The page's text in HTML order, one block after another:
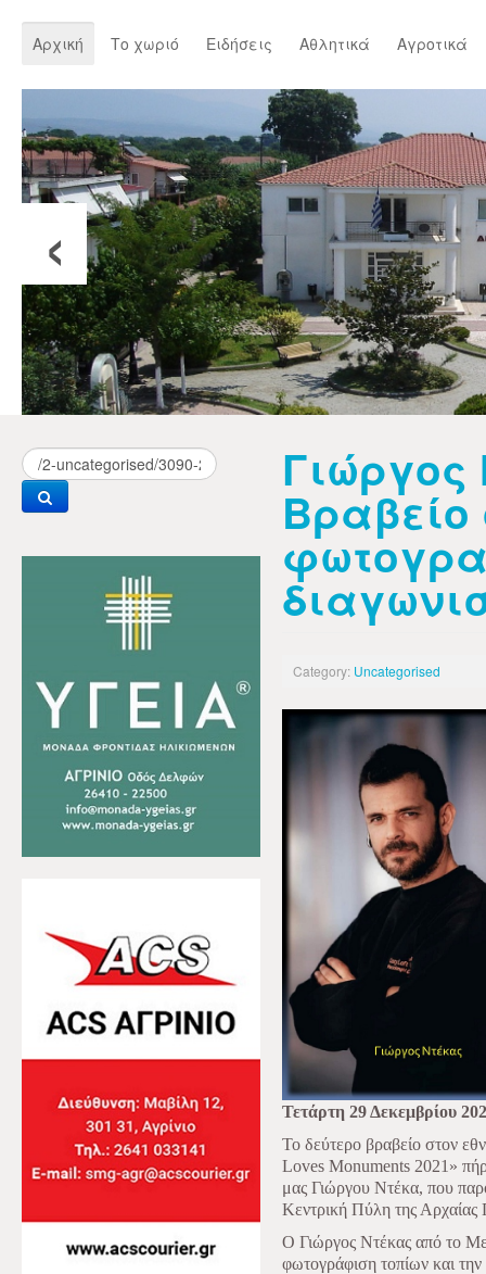
Αρχική Το χωριό Ειδήσεις Αθλητικά Αγροτικά
‹
Γιώργος
Βραβείο
Category: Uncategorised
Τετάρτη 29 Δεκεμβρίου
Το δεύτερο βραβείο στον
Loves Monuments 2021»
μας Γιώργου Ντέκα, που
Κεντρική Πύλη της
Ο Γιώργος Ντέκας από το
φωτογράφιση τοπίων και